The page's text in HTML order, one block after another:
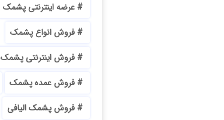
عرضه اینترنتی پشمک
فروش انواع پشمک
فروش اینترنتی پشمک
فروش عمده پشمک
فروش پشمک الیافی